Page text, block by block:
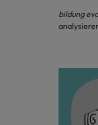
bildung